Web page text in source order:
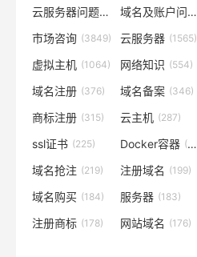
云服务器问题(38267) 域名及账户问题
市场咨询 (3849) 云服务器 (1565)
虚拟主机 (1064) 网络知识 (554)
域名注册 (376) 域名备案 (346)
商标注册 (315) 云主机 (287)
ssl证书 (225) Docker容器 (221)
域名抢注 (219) 注册域名 (199)
域名购买 (184) 服务器 (183)
注册商标 (178) 网站域名 (176)